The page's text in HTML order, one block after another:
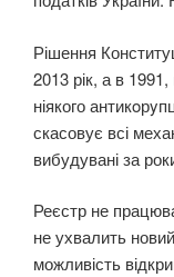
Рішення
2013 рік, а в
ніякого
скасовує всі
вибудувані за
Реєстр не
не ухвалить
можливість